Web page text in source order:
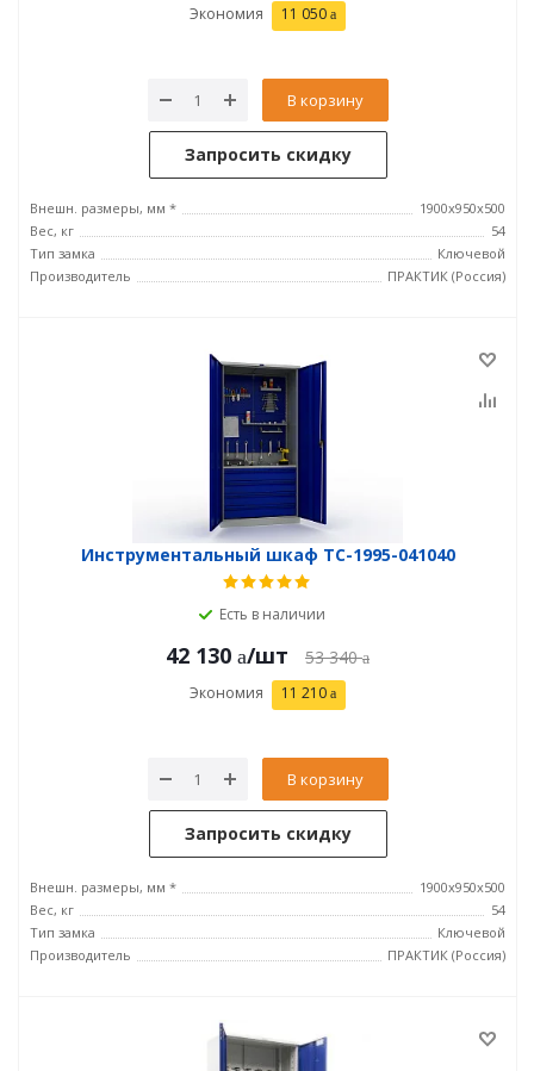
Экономия 11 050
В корзину
Запросить скидку
Внешн. размеры, мм *
1900x950x500
Вес, кг
54
Тип замка
Ключевой
Производитель
ПРАКТИК (Россия)
Инструментальный шкаф TC-1995-041040
Есть в наличии
42 130 /шт 53 340
Экономия 11 210
В корзину
Запросить скидку
Внешн. размеры, мм *
1900x950x500
Вес, кг
54
Тип замка
Ключевой
Производитель
ПРАКТИК (Россия)